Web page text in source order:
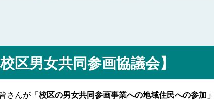
校区男女共同参画協議会】
さんが「校区の男女共同参画事業への地域住民への参加」